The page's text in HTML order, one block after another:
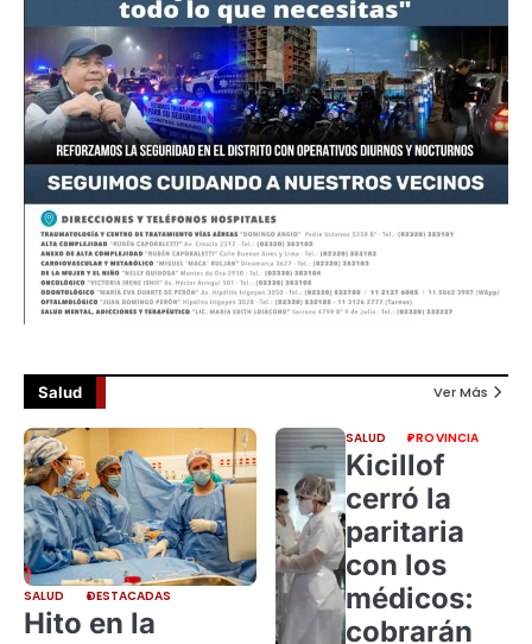
Salud Ver Más
SALUD DESTACADAS
Hito en la
SALUD PROVINCIA
Kicillof
cerró la
paritaria
con los
médicos:
cobrarán